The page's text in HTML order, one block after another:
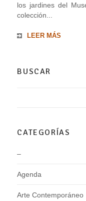
los jardines del
colección...
LEER MÁS
BUSCAR
CATEGORÍAS
–
Agenda
Arte Contemporáneo